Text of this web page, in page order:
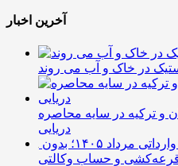
آخرین اخبار
در خاک و آب می روند
و ترکیه در سایه محاصره
دریایی
فروش فوری خودروهای وارداتی مرداد ۱۴۰۵؛ بدون
و حساب وکالتی